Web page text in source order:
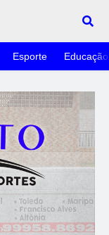
Esporte Educação